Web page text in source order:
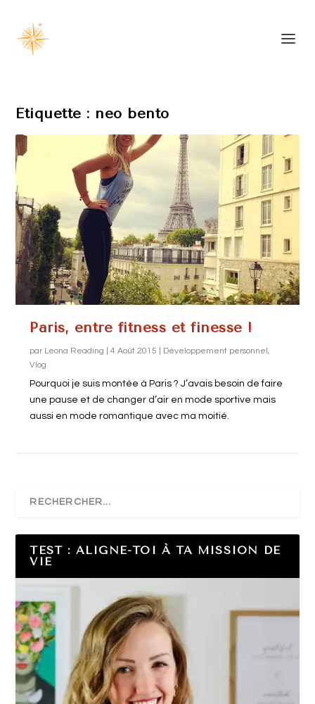
Étiquette : neo bento
Paris, entre fitness et finesse !
par Leona Reading |4 Août 2015 Développement personnel,
Vlog
Pourquoi je suis montée à Paris ? J’avais besoin de faire
une pause et de changer d’air en mode sportive mais
aussi en mode romantique avec ma moitié.
TEST : ALIGNE-TOI À TA MISSION DE
VIE